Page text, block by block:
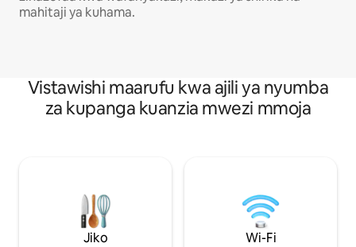
mahitaji ya kuhama.
Vistawishi maarufu kwa ajili ya nyumba
za kupanga kuanzia mwezi mmoja
Jiko Wi-Fi